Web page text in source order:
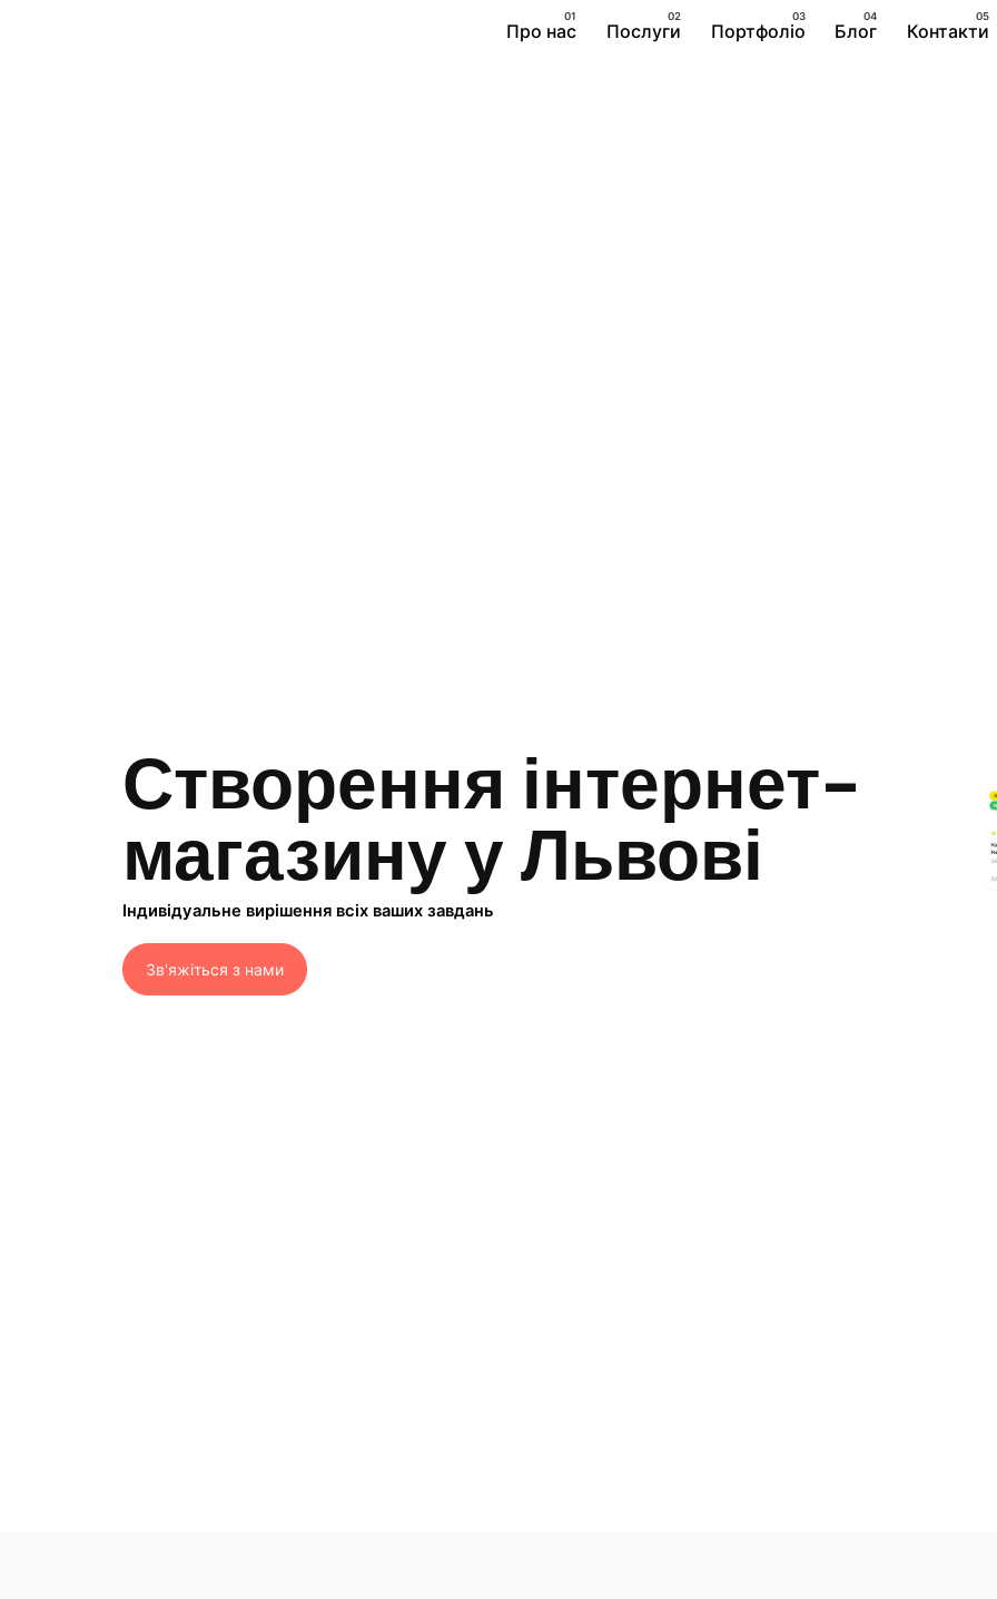
Про нас Послуги Портфоліо Блог Контакти
Створення інтернет-
магазину у Львові
Індивідуальне вирішення всіх ваших завдань
Зв'яжіться з нами